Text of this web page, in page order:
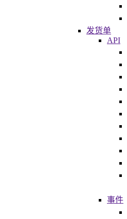
发货单
API
事件